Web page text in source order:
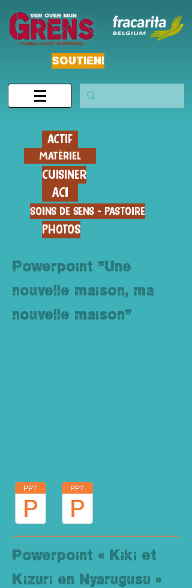
SOUTIEN!
ACTIF
MATÉRIEL
CUISINER
ACI
SOINS DE SENS - PASTOIRE
PHOTOS
Powerpoint "Une
nouvelle maison, ma
nouvelle maison"
Powerpoint « Kiki et
Kizuri en Nyarugusu »